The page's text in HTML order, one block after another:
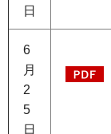
日
6
月
2
5
日